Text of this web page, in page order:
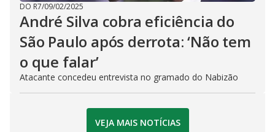
DO R7/09/02/2025
André Silva cobra eficiência do
São Paulo após derrota: ‘Não tem
o que falar’
Atacante concedeu entrevista no gramado do Nabizão
VEJA MAIS NOTÍCIAS